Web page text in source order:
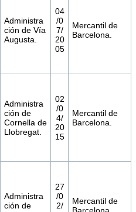
Administra
ción de Vía
Augusta.
04
/0
7/
20
05
Mercantil de
Barcelona.
Administra
ción de
Cornella de
Llobregat.
02
/0
4/
20
15
Mercantil de
Barcelona.
Administra
ción de
27
/0
2/
Mercantil de